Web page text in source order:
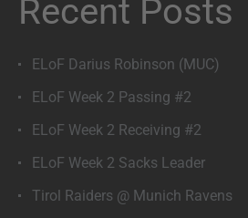
Recent Posts
ELoF Darius Robinson (MUC)
ELoF Week 2 Passing #2
ELoF Week 2 Receiving #2
ELoF Week 2 Sacks Leader
Tirol Raiders @ Munich Ravens